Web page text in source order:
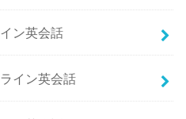
ン英会話
イン英会話